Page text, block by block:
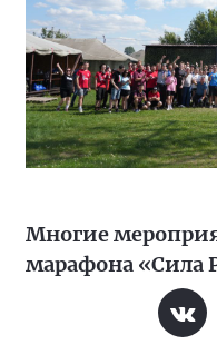
Многие
марафона «Сила